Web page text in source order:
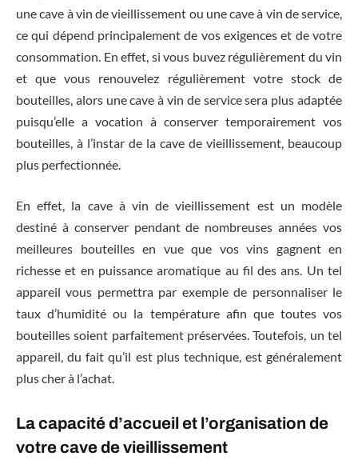
une cave à vin de vieillissement ou une cave à vin de service,
ce qui dépend principalement de vos exigences et de votre
consommation. En effet, si vous buvez régulièrement du vin
et que vous renouvelez régulièrement votre stock de
bouteilles, alors une cave à vin de service sera plus adaptée
puisqu’elle a vocation à conserver temporairement vos
bouteilles, à l’instar de la cave de vieillissement, beaucoup
plus perfectionnée.
En effet, la cave à vin de vieillissement est un modèle
destiné à conserver pendant de nombreuses années vos
meilleures bouteilles en vue que vos vins gagnent en
richesse et en puissance aromatique au fil des ans. Un tel
appareil vous permettra par exemple de personnaliser le
taux d’humidité ou la température afin que toutes vos
bouteilles soient parfaitement préservées. Toutefois, un tel
appareil, du fait qu’il est plus technique, est généralement
plus cher à l’achat.
La capacité d’accueil et l’organisation de
votre cave de vieillissement